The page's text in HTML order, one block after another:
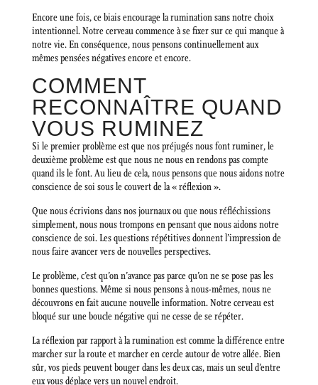
Encore une fois, ce biais encourage la rumination sans notre choix
intentionnel. Notre cerveau commence à se fixer sur ce qui manque à
notre vie. En conséquence, nous pensons continuellement aux
mêmes pensées négatives encore et encore.
COMMENT
RECONNAÎTRE QUAND
VOUS RUMINEZ
Si le premier problème est que nos préjugés nous font ruminer, le
deuxième problème est que nous ne nous en rendons pas compte
quand ils le font. Au lieu de cela, nous pensons que nous aidons notre
conscience de soi sous le couvert de la « réflexion ».
Que nous écrivions dans nos journaux ou que nous réfléchissions
simplement, nous nous trompons en pensant que nous aidons notre
conscience de soi. Les questions répétitives donnent l’impression de
nous faire avancer vers de nouvelles perspectives.
Le problème, c’est qu’on n’avance pas parce qu’on ne se pose pas les
bonnes questions. Même si nous pensons à nous-mêmes, nous ne
découvrons en fait aucune nouvelle information. Notre cerveau est
bloqué sur une boucle négative qui ne cesse de se répéter.
La réflexion par rapport à la rumination est comme la différence entre
marcher sur la route et marcher en cercle autour de votre allée. Bien
sûr, vos pieds peuvent bouger dans les deux cas, mais un seul d’entre
eux vous déplace vers un nouvel endroit.